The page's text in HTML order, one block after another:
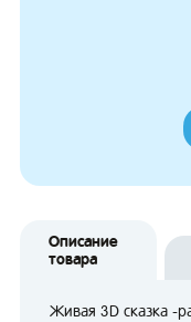
Описание
товара
Живая 3D сказка -